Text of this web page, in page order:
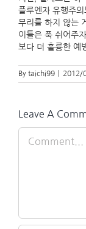
플루엔자 유행주
무리를 하지 않는
이틀은 푹 쉬어주
보다 더 훌륭한 예
By taichi99 2012/
Leave A